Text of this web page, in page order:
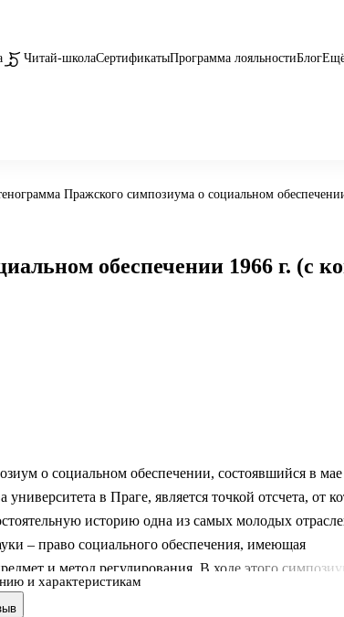
Читай-школаСертификатыПрограмма лояльностиБлог
Пражского симпозиума о социальном
о социальном обеспечении, состоявшийся в мае
университета в Праге, является точкой отсчета, от
историю одна из самых молодых
– право социального обеспечения, имеющая
и метод регулирования. В ходе этого
основы отрасли и определена ее
и характеристикам
обеспечении 1966 г. (с